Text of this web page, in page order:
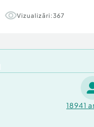
mai curat și al
a descoperi pe
Vizualizări:367
18941